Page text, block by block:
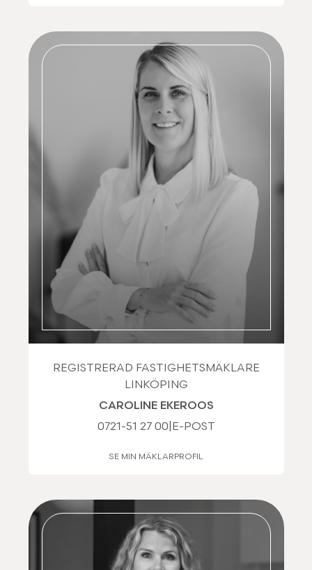
REGISTRERAD FASTIGHETSMÄKLARE
LINKÖPING
CAROLINE EKEROOS
0721-51 27 00 E-POST
SE MIN MÄKLARPROFIL